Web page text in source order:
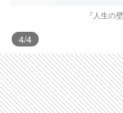
『人生の
4/4